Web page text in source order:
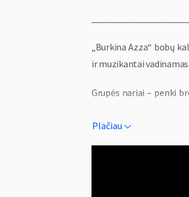
„Burkina Azza“ bobų
ir muzikantai vadinamas.
Grupės nariai – penki
šiuolaikinės Afrikos
Plačiau